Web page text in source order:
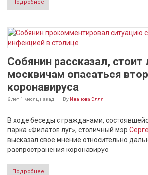
Подробнее
Собянин рассказал, стоит
москвичам опасаться
коронавируса
6 лет 1 месяц назад By Иванова Элля
В ходе беседы с гражданами,
парка «Филатов луг», столичный мэр
высказал свое мнение относительно
распространения коронавирус
Подробнее